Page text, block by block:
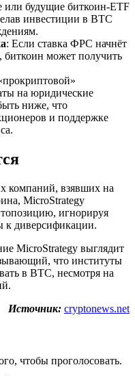
будущие биткоин-ETF
инвестиции в BTC
: Если ставка ФРС начнёт
биткоин может получить
на юридические
ниже, что
и поддержке
компаний, взявших на
MicroStrategy
игнорируя
к диверсификации.
MicroStrategy выглядит
что институты
в BTC, несмотря на
Источник: cryptonews.net
чтобы проголосовать.